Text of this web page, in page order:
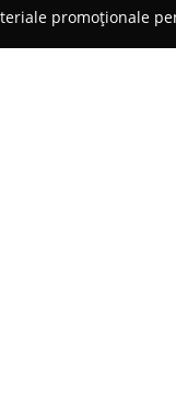
promoționale